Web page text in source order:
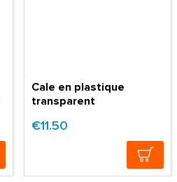
Cale en plastique
transparent
€11.50